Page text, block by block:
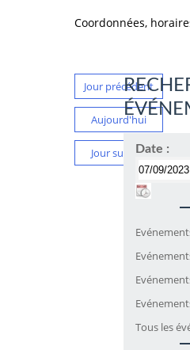
Coordonnées,
Jour précédent
Aujourd'hui
Jour suivantDate :
Tous les